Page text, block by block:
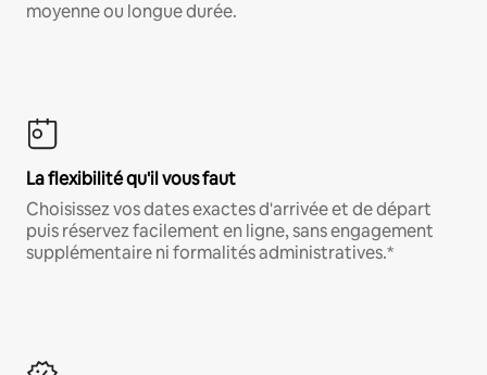
moyenne ou longue durée.
La flexibilité qu'il vous faut
Choisissez vos dates exactes d'arrivée et de départ
puis réservez facilement en ligne, sans engagement
supplémentaire ni formalités administratives.*